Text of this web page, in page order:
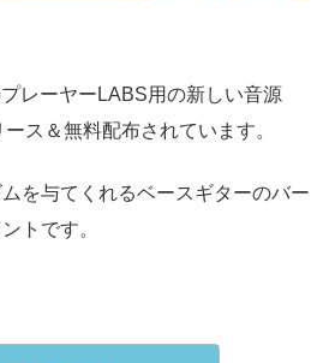
レーヤーLABS用の新しい音源
ース＆無料配布されています。
を与てくれるベースギターのバー
トです。